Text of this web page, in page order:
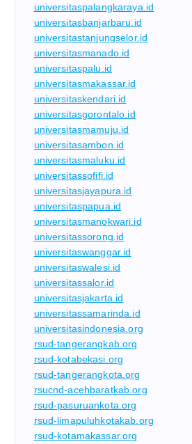
universitaspalangkaraya.id
universitasbanjarbaru.id
universitastanjungselor.id
universitasmanado.id
universitaspalu.id
universitasmakassar.id
universitaskendari.id
universitasgorontalo.id
universitasmamuju.id
universitasambon.id
universitasmaluku.id
universitassofifi.id
universitasjayapura.id
universitaspapua.id
universitasmanokwari.id
universitassorong.id
universitaswanggar.id
universitaswalesi.id
universitassalor.id
universitasjakarta.id
universitassamarinda.id
universitasindonesia.org
rsud-tangerangkab.org
rsud-kotabekasi.org
rsud-tangerangkota.org
rsucnd-acehbaratkab.org
rsud-pasuruankota.org
rsud-limapuluhkotakab.org
rsud-kotamakassar.org